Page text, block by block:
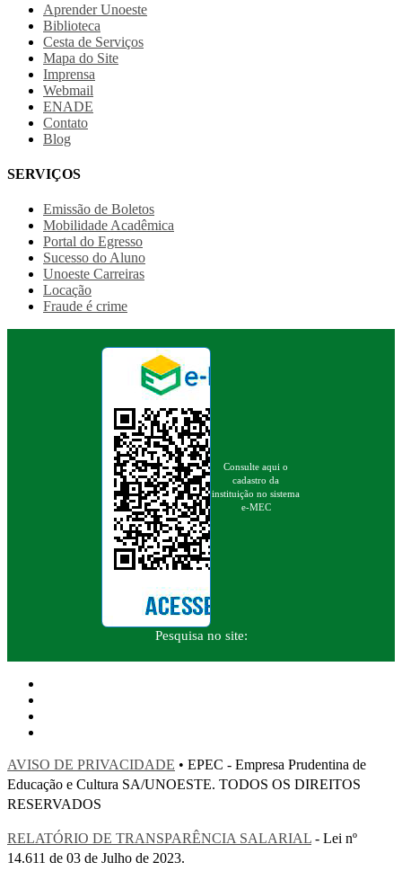
Aprender Unoeste
Biblioteca
Cesta de Serviços
Mapa do Site
Imprensa
Webmail
ENADE
Contato
Blog
SERVIÇOS
Emissão de Boletos
Mobilidade Acadêmica
Portal do Egresso
Sucesso do Aluno
Unoeste Carreiras
Locação
Fraude é crime
Consulte aqui o
cadastro da
instituição no sistema
e-MEC
Pesquisa no site:
AVISO DE PRIVACIDADE • EPEC - Empresa Prudentina de
Educação e Cultura SA/UNOESTE. TODOS OS DIREITOS
RESERVADOS
RELATÓRIO DE TRANSPARÊNCIA SALARIAL - Lei nº
14.611 de 03 de Julho de 2023.